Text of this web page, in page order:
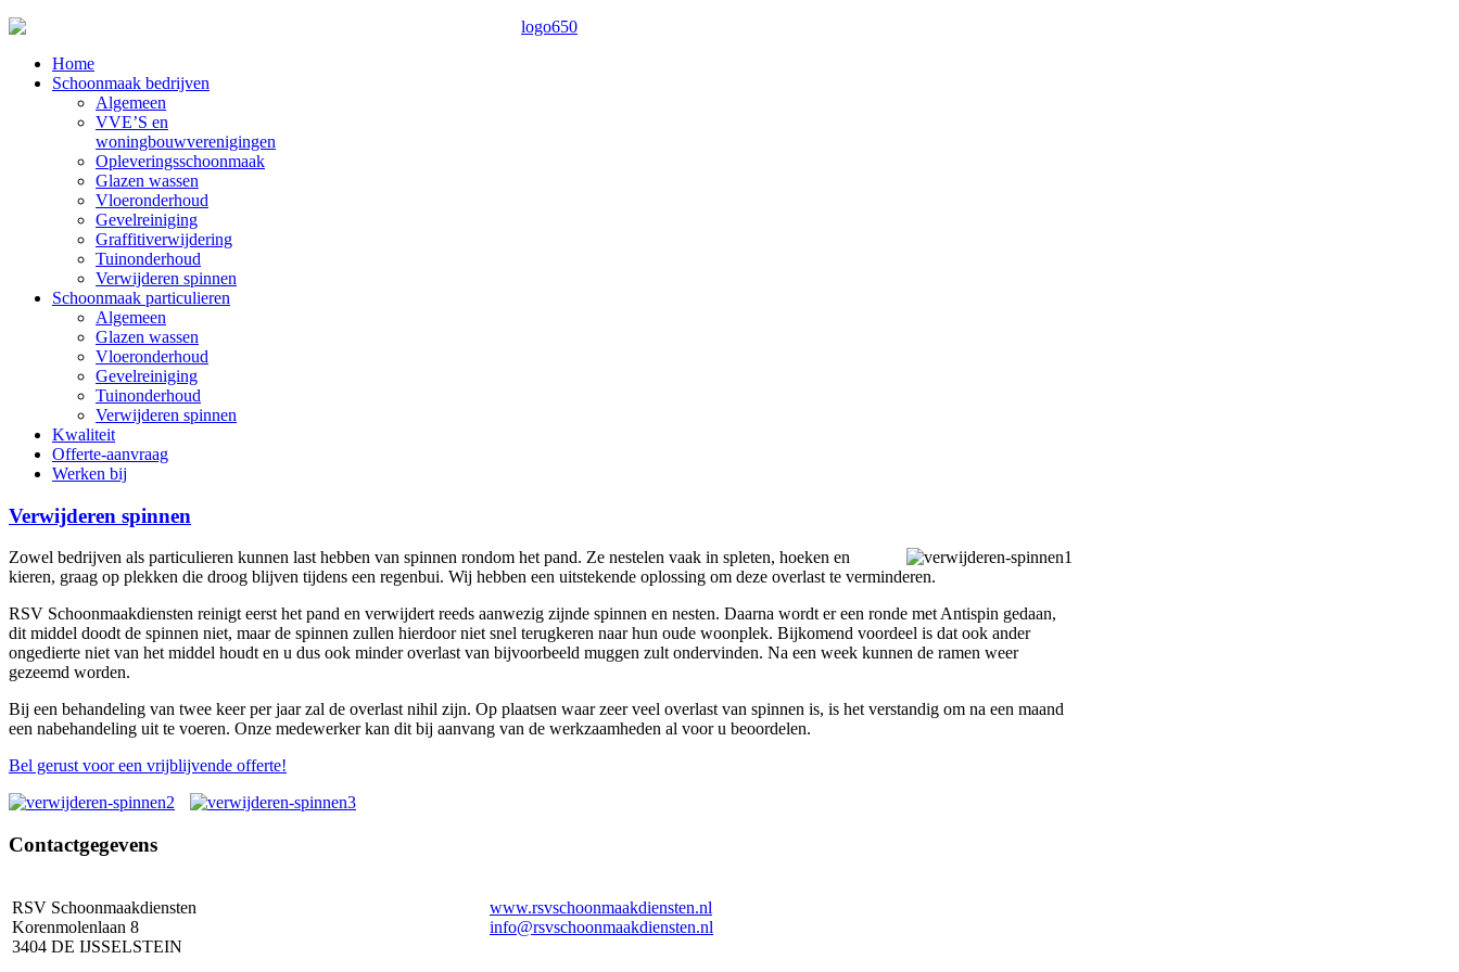
Home
Schoonmaak bedrijven
Algemeen
VVE’S en
woningbouwverenigingen
Opleveringsschoonmaak
Glazen wassen
Vloeronderhoud
Gevelreiniging
Graffitiverwijdering
Tuinonderhoud
Verwijderen spinnen
Schoonmaak particulieren
Algemeen
Glazen wassen
Vloeronderhoud
Gevelreiniging
Tuinonderhoud
Verwijderen spinnen
Kwaliteit
Offerte-aanvraag
Werken bij
Verwijderen spinnen
Zowel bedrijven als particulieren kunnen last hebben van spinnen rondom het pand. Ze nestelen vaak in spleten, hoeken en
kieren, graag op plekken die droog blijven tijdens een regenbui. Wij hebben een uitstekende oplossing om deze overlast te verminderen.
RSV Schoonmaakdiensten reinigt eerst het pand en verwijdert reeds aanwezig zijnde spinnen en nesten. Daarna wordt er een ronde met Antispin gedaan,
dit middel doodt de spinnen niet, maar de spinnen zullen hierdoor niet snel terugkeren naar hun oude woonplek. Bijkomend voordeel is dat ook ander
ongedierte niet van het middel houdt en u dus ook minder overlast van bijvoorbeeld muggen zult ondervinden. Na een week kunnen de ramen weer
gezeemd worden.
Bij een behandeling van twee keer per jaar zal de overlast nihil zijn. Op plaatsen waar zeer veel overlast van spinnen is, is het verstandig om na een maand
een nabehandeling uit te voeren. Onze medewerker kan dit bij aanvang van de werkzaamheden al voor u beoordelen.
Bel gerust voor een vrijblijvende offerte!
Contactgegevens
RSV Schoonmaakdiensten
Korenmolenlaan 8
3404 DE IJSSELSTEIN
www.rsvschoonmaakdiensten.nl
info@rsvschoonmaakdiensten.nl